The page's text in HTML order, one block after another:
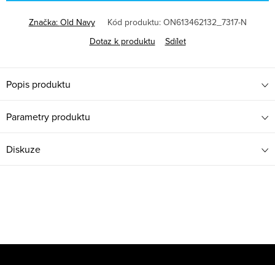
Značka: Old Navy Kód produktu: ON613462132_7317-N
Dotaz k produktu
Sdílet
Popis produktu
Parametry produktu
Diskuze